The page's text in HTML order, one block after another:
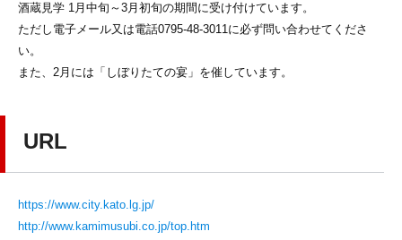
酒蔵見学 1月中旬～3月初旬の期間に受け付けています。
ただし電子メール又は電話0795-48-3011に必ず問い合わせてくださ
い。
また、2月には「しぼりたての宴」を催しています。
URL
https://www.city.kato.lg.jp/
http://www.kamimusubi.co.jp/top.htm